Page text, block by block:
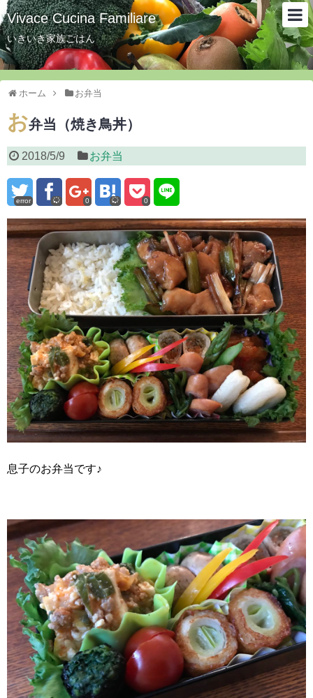
Vivace Cucina Familiare
いきいき家族ごはん
ホーム お弁当
お弁当（焼き鳥丼）
2018/5/9 お弁当
error 0 0
息子のお弁当です♪